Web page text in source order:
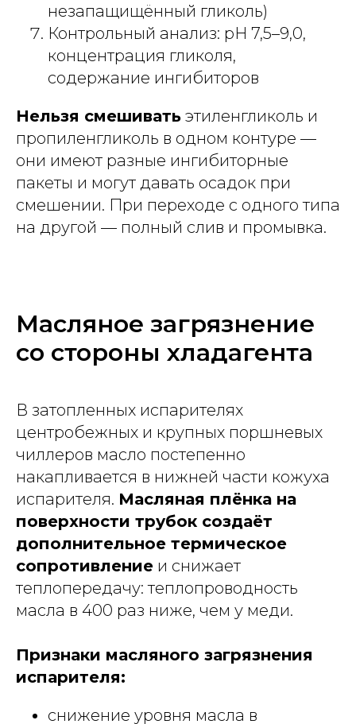
незапащищённый гликоль)
Контрольный анализ: pH 7,5–9,0,
концентрация гликоля,
содержание ингибиторов
Нельзя смешивать этиленгликоль и
пропиленгликоль в одном контуре —
они имеют разные ингибиторные
пакеты и могут давать осадок при
смешении. При переходе с одного типа
на другой — полный слив и промывка.
Масляное загрязнение
со стороны хладагента
В затопленных испарителях
центробежных и крупных поршневых
чиллеров масло постепенно
накапливается в нижней части кожуха
испарителя. Масляная плёнка на
поверхности трубок создаёт
дополнительное термическое
сопротивление и снижает
теплопередачу: теплопроводность
масла в 400 раз ниже, чем у меди.
Признаки масляного загрязнения
испарителя:
снижение уровня масла в